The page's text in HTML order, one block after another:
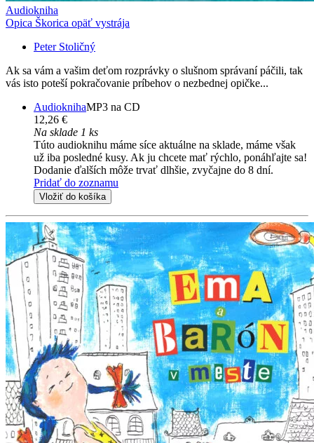
Audiokniha
Opica Škorica opäť vystrája
Peter Stoličný
Ak sa vám a vašim deťom rozprávky o slušnom správaní páčili, tak
vás isto poteší pokračovanie príbehov o nezbednej opičke...
AudioknihaMP3 na CD
12,26 €
Na sklade 1 ks
Túto audioknihu máme síce aktuálne na sklade, máme však
už iba posledné kusy. Ak ju chcete mať rýchlo, ponáhľajte sa!
Dodanie ďalších môže trvať dlhšie, zvyčajne do 8 dní.
Pridať do zoznamu
Vložiť do košíka